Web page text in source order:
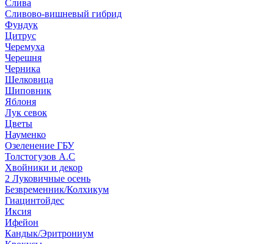
Слива
Сливово-вишневый гибрид
Фундук
Цитрус
Черемуха
Черешня
Черника
Шелковица
Шиповник
Яблоня
Лук севок
Цветы
Науменко
Озеленение ГБУ
Толстогузов А.С
Хвойники и декор
2 Луковичные осень
Безвременник/Колхикум
Гиацинтойдес
Иксия
Ифейон
Кандык/Эритрониум